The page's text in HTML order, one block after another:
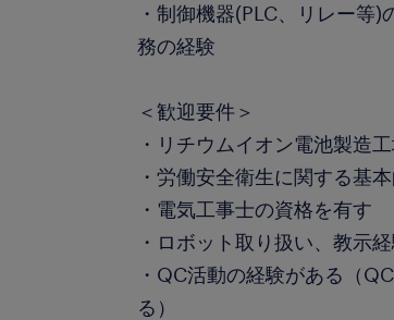
・制御機器(PLC、リレー等
務の経験
＜歓迎要件＞
・リチウムイオン電池製造
・労働安全衛生に関する基
・電気工事士の資格を有す
・ロボット取り扱い、教示
・QC活動の経験がある（
る）